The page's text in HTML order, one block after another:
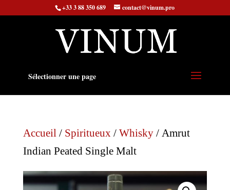
+33 3 88 350 689 contact@vinum.pro
Sélectionner une page
Accueil/ Spiritueux/ Whisky/ Amrut
Indian Peated Single Malt